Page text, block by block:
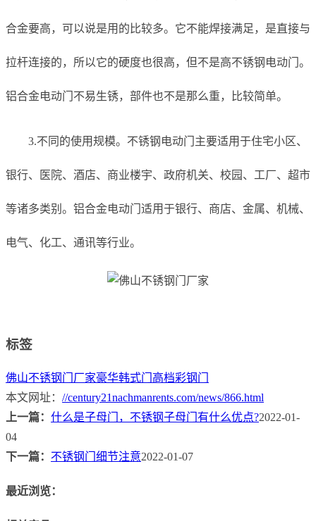
合金要高，可以说是用的比较多。它不能焊接满足，是直接与
拉杆连接的，所以它的硬度也很高，但不是高不锈钢电动门。
铝合金电动门不易生锈，部件也不是那么重，比较简单。
3.不同的使用规模。不锈钢电动门主要适用于住宅小区、
银行、医院、酒店、商业楼宇、政府机关、校园、工厂、超市
等诸多类别。铝合金电动门适用于银行、商店、金属、机械、
电气、化工、通讯等行业。
标签
佛山不锈钢门厂家豪华韩式门 高档彩钢门
本文网址： //century21nachmanrents.com/news/866.html
上一篇： 什么是子母门，不锈钢子母门有什么优点?2022-01-
04
下一篇： 不锈钢门细节注意2022-01-07
最近浏览：